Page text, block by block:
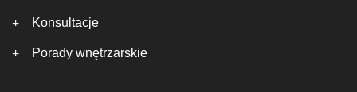
Konsultacje
Porady wnętrzarskie